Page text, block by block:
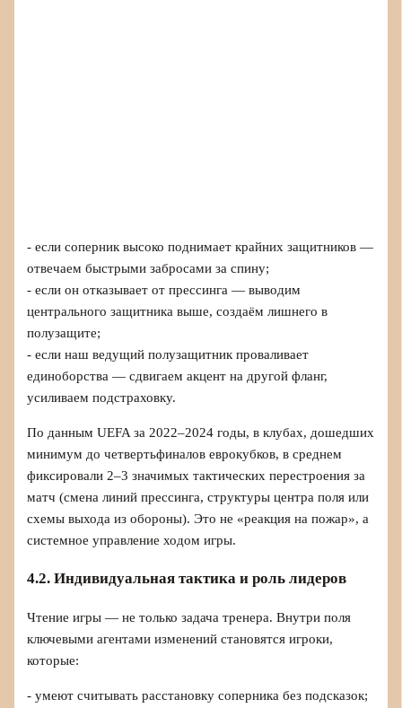
- если соперник высоко поднимает крайних защитников —
отвечаем быстрыми забросами за спину;
- если он отказывает от прессинга — выводим
центрального защитника выше, создаём лишнего в
полузащите;
- если наш ведущий полузащитник проваливает
единоборства — сдвигаем акцент на другой фланг,
усиливаем подстраховку.
По данным UEFA за 2022–2024 годы, в клубах, дошедших
минимум до четвертьфиналов еврокубков, в среднем
фиксировали 2–3 значимых тактических перестроения за
матч (смена линий прессинга, структуры центра поля или
схемы выхода из обороны). Это не «реакция на пожар», а
системное управление ходом игры.
4.2. Индивидуальная тактика и роль лидеров
Чтение игры — не только задача тренера. Внутри поля
ключевыми агентами изменений становятся игроки,
которые:
- умеют считывать расстановку соперника без подсказок;